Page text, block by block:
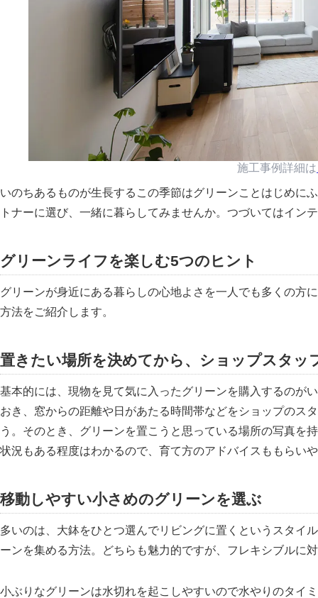
施工事例詳細は
いのちあるものが生長するこの季節はグリーンことはじめに
トナーに選び、一緒に暮らしてみませんか。つづいてはイン
グリーンライフを楽しむ5つのヒント
グリーンが身近にある暮らしの心地よさを一人でも多くの方
方法をご紹介します。
置きたい場所を決めてから、ショップスタッ
基本的には、現物を見て気に入ったグリーンを購入するのが
おき、窓からの距離や日があたる時間帯などをショップのス
う。そのとき、グリーンを置こうと思っている場所の写真を
状況もある程度はわかるので、育て方のアドバイスももらい
移動しやすい小さめのグリーンを選ぶ
多いのは、大鉢をひとつ選んでリビングに置くというスタイ
ーンを集める方法。どちらも魅力的ですが、フレキシブルに
小ぶりなグリーンは水切れを起こしやすいので水やりのタイ